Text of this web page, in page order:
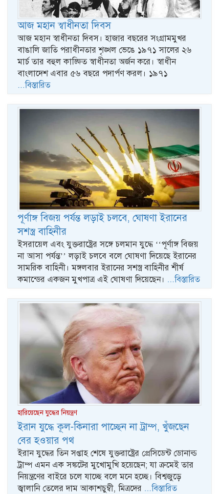
আজ মহান স্বাধীনতা দিবস
আজ মহান স্বাধীনতা দিবস। হাজার বছরের সংগ্রামমুখর
বাঙালি জাতি পরাধীনতার শৃঙ্খল ভেঙে ১৯৭১ সালের ২৬
মার্চ তার বহুল কাঙ্ক্ষিত স্বাধীনতা অর্জন করে। স্বাধীন
বাংলাদেশ এবার ৫৬ বছরে পদার্পণ করল। ১৯৭১
...বিস্তারিত
পূর্ণাঙ্গ বিজয় পর্যন্ত লড়াই চলবে, ঘোষণা ইরানের
সশস্ত্র বাহিনীর
ইসরায়েল এবং যুক্তরাষ্ট্রের সঙ্গে চলমান যুদ্ধে ‘‘পূর্ণাঙ্গ বিজয়
না আসা পর্যন্ত’’ লড়াই চলবে বলে ঘোষণা দিয়েছে ইরানের
সামরিক বাহিনী। মঙ্গলবার ইরানের সশস্ত্র বাহিনীর শীর্ষ
কমান্ডের একজন মুখপাত্র এই ঘোষণা দিয়েছেন। ...বিস্তারিত
হারিয়েছেন যুদ্ধের নিয়ন্ত্রণ
ইরান যুদ্ধে কূল-কিনারা পাচ্ছেন না ট্রাম্প, খুঁজছেন
বের হওয়ার পথ
ইরান যুদ্ধের তিন সপ্তাহ শেষে যুক্তরাষ্ট্রের প্রেসিডেন্ট ডোনাল্ড
ট্রাম্প এমন এক সঙ্কটের মুখোমুখি হয়েছেন; যা ক্রমেই তার
নিয়ন্ত্রণের বাইরে চলে যাচ্ছে বলে মনে হচ্ছে। বিশ্বজুড়ে
জ্বালানি তেলের দাম আকাশচুম্বী, মিত্রদের ...বিস্তারিত